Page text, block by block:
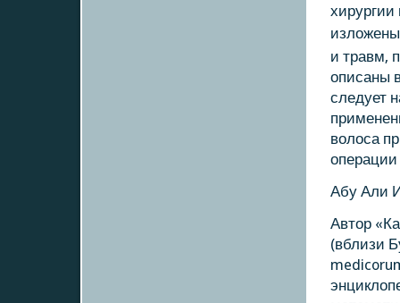
хирургии
и травм,
описаны
следует
волоса
Абу Али
Автор
(вблизи